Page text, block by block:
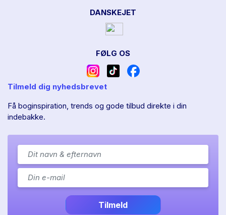
DANSKEJET
FØLG OS
Tilmeld dig nyhedsbrevet
Få boginspiration, trends og gode tilbud direkte i din
indebakke.
Tilmeld